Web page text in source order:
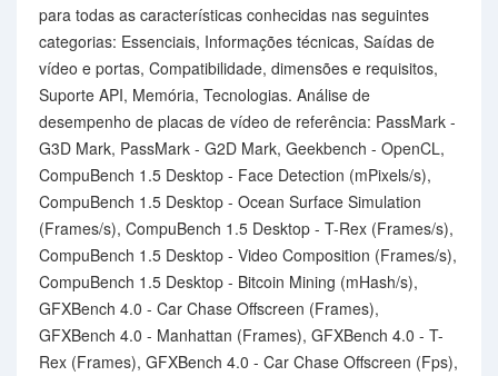
para todas as características conhecidas nas seguintes
categorias: Essenciais, Informações técnicas, Saídas de
vídeo e portas, Compatibilidade, dimensões e requisitos,
Suporte API, Memória, Tecnologias. Análise de
desempenho de placas de vídeo de referência: PassMark -
G3D Mark, PassMark - G2D Mark, Geekbench - OpenCL,
CompuBench 1.5 Desktop - Face Detection (mPixels/s),
CompuBench 1.5 Desktop - Ocean Surface Simulation
(Frames/s), CompuBench 1.5 Desktop - T-Rex (Frames/s),
CompuBench 1.5 Desktop - Video Composition (Frames/s),
CompuBench 1.5 Desktop - Bitcoin Mining (mHash/s),
GFXBench 4.0 - Car Chase Offscreen (Frames),
GFXBench 4.0 - Manhattan (Frames), GFXBench 4.0 - T-
Rex (Frames), GFXBench 4.0 - Car Chase Offscreen (Fps),